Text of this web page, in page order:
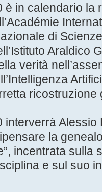
è in calendario la
di
Araldico
verità
interverrà
la
incentrata sulla
e sul suo